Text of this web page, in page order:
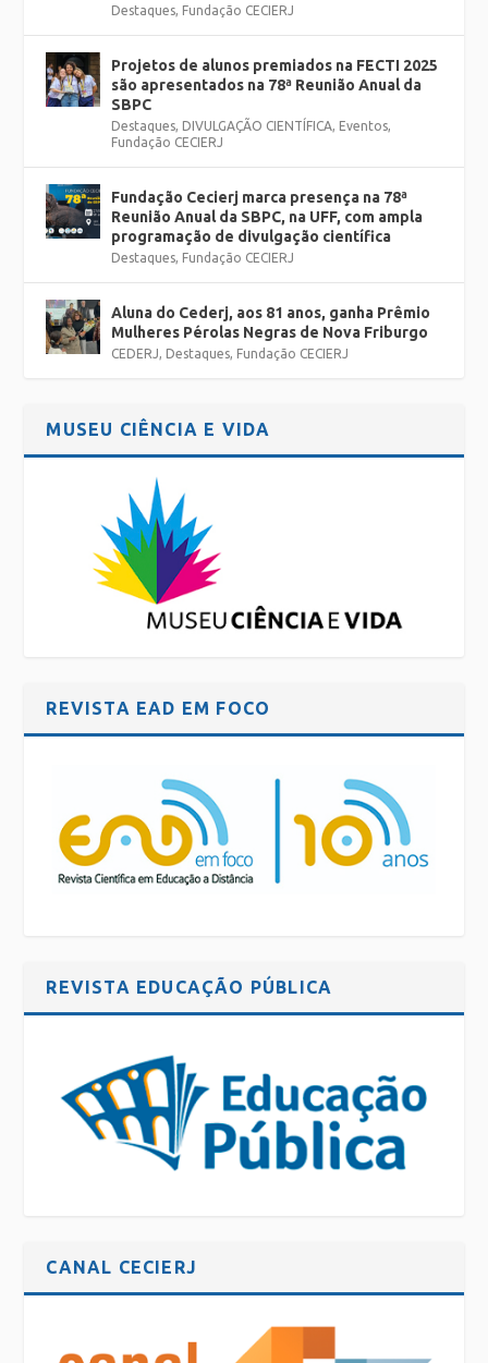
Destaques, Fundação CECIERJ
Projetos de alunos premiados na FECTI 2025
são apresentados na 78ª Reunião Anual da
SBPC
Destaques, DIVULGAÇÃO CIENTÍFICA, Eventos,
Fundação CECIERJ
Fundação Cecierj marca presença na 78ª
Reunião Anual da SBPC, na UFF, com ampla
programação de divulgação científica
Destaques, Fundação CECIERJ
Aluna do Cederj, aos 81 anos, ganha Prêmio
Mulheres Pérolas Negras de Nova Friburgo
CEDERJ, Destaques, Fundação CECIERJ
MUSEU CIÊNCIA E VIDA
REVISTA EAD EM FOCO
REVISTA EDUCAÇÃO PÚBLICA
CANAL CECIERJ